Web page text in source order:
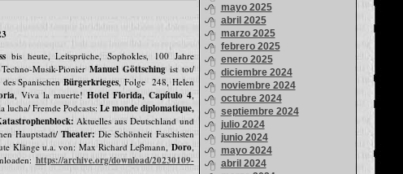
bis heute, Leitsprüche, Sophokles, 100 Jahre
Musik-PionierManuel Göttschingist tot/
Spanischen Bürgerkrieges, Folge 248, Helen
, Viva la muerte! Hotel Florida, Capítulo 4,
Fremde Podcasts: Le monde diplomatique,
Aktuelles aus Deutschland und
Hauptstadt/ Theater: Die Schönheit Faschisten
Klänge u.a. von: Max Richard Leβmann, Doro,
https://archive.org/download/20230109-
mayo 2025
abril 2025
marzo 2025
febrero 2025
enero 2025
diciembre 2024
noviembre 2024
octubre 2024
septiembre 2024
julio 2024
junio 2024
mayo 2024
abril 2024